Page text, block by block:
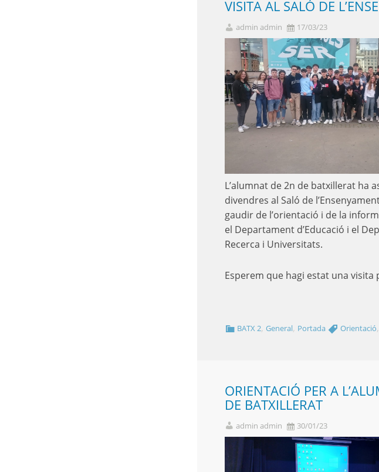
VISITA AL SALÓ DE
admin admin 17/03/23
L’alumnat de 2n de batxillerat ha
divendres al Saló de
gaudir de l’orientació i de la
el Departament d’Educació i el
Recerca i Universitats.
Esperem que hagi estat una visita
BATX 2,General, Portada Orientació
ORIENTACIÓ PER A
DE BATXILLERAT
admin admin 30/01/23